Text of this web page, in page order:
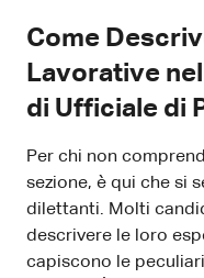
Come
Lavorative
di Ufficiale di
Per chi non
sezione, è qui che si
dilettanti. Molti
descrivere le loro
capiscono le